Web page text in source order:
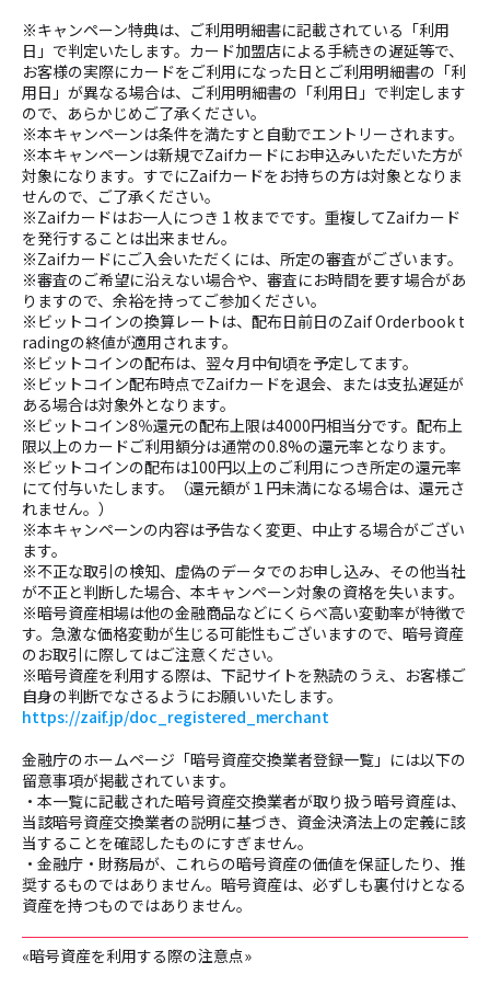
※キャンペーン特典は、ご利用明細書に記載されている「利用
日」で判定いたします。カード加盟店による手続きの遅延等で、
お客様の実際にカードをご利用になった日とご利用明細書の「利
用日」が異なる場合は、ご利用明細書の「利用日」で判定します
ので、あらかじめご了承ください。
※本キャンペーンは条件を満たすと自動でエントリーされます。
※本キャンペーンは新規でZaifカードにお申込みいただいた方が
対象になります。すでにZaifカードをお持ちの方は対象となりま
せんので、ご了承ください。
※Zaifカードはお一人につき 1 枚までです。重複してZaifカード
を発行することは出来ません。
※Zaifカードにご入会いただくには、所定の審査がございます。
※審査のご希望に沿えない場合や、審査にお時間を要す場合があ
りますので、余裕を持ってご参加ください。
※ビットコインの換算レートは、配布日前日のZaif Orderbook t
radingの終値が適用されます。
※ビットコインの配布は、翌々月中旬頃を予定してます。
※ビットコイン配布時点でZaifカードを退会、または支払遅延が
ある場合は対象外となります。
※ビットコイン8％還元の配布上限は4000円相当分です。配布上
限以上のカードご利用額分は通常の0.8%の還元率となります。
※ビットコインの配布は100円以上のご利用につき所定の還元率
にて付与いたします。（還元額が１円未満になる場合は、還元さ
れません。）
※本キャンペーンの内容は予告なく変更、中止する場合がござい
ます。
※不正な取引の検知、虚偽のデータでのお申し込み、その他当社
が不正と判断した場合、本キャンペーン対象の資格を失います。
※暗号資産相場は他の金融商品などにくらべ高い変動率が特徴で
す。急激な価格変動が生じる可能性もございますので、暗号資産
のお取引に際してはご注意ください。
※暗号資産を利用する際は、下記サイトを熟読のうえ、お客様ご
自身の判断でなさるようにお願いいたします。
https://zaif.jp/doc_registered_merchant
金融庁のホームページ「暗号資産交換業者登録一覧」には以下の
留意事項が掲載されています。
・本一覧に記載された暗号資産交換業者が取り扱う暗号資産は、
当該暗号資産交換業者の説明に基づき、資金決済法上の定義に該
当することを確認したものにすぎません。
・金融庁・財務局が、これらの暗号資産の価値を保証したり、推
奨するものではありません。暗号資産は、必ずしも裏付けとなる
資産を持つものではありません。
«暗号資産を利用する際の注意点»